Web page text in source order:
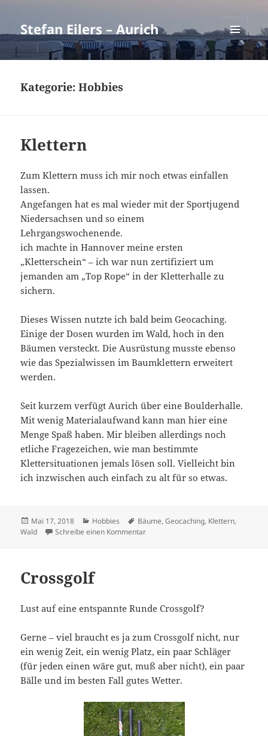
Stefan Eilers – Aurich
MENÜ
Kategorie:Hobbies
Klettern
Zum Klettern muss ich mir noch etwas einfallen
lassen.
Angefangen hat es mal wieder mit der Sportjugend
Niedersachsen und so einem
Lehrgangswochenende.
ich machte in Hannover meine ersten
„Kletterschein“ – ich war nun zertifiziert um
jemanden am „Top Rope“ in der Kletterhalle zu
sichern.
Dieses Wissen nutzte ich bald beim Geocaching.
Einige der Dosen wurden im Wald, hoch in den
Bäumen versteckt. Die Ausrüstung musste ebenso
wie das Spezialwissen im Baumklettern erweitert
werden.
Seit kurzem verfügt Aurich über eine Boulderhalle.
Mit wenig Materialaufwand kann man hier eine
Menge Spaß haben. Mir bleiben allerdings noch
etliche Fragezeichen, wie man bestimmte
Klettersituationen jemals lösen soll. Vielleicht bin
ich inzwischen auch einfach zu alt für so etwas.
Veröffentlicht
am
Mai 17, 2018 Kategorien
Hobbies Schlagwörter
Bäume,Geocaching, Klettern,
Wald
Schreibe einen Kommentarzu Klettern
Crossgolf
Lust auf eine entspannte Runde Crossgolf?
Gerne – viel braucht es ja zum Crossgolf nicht, nur
ein wenig Zeit, ein wenig Platz, ein paar Schläger
(für jeden einen wäre gut, muß aber nicht), ein paar
Bälle und im besten Fall gutes Wetter.